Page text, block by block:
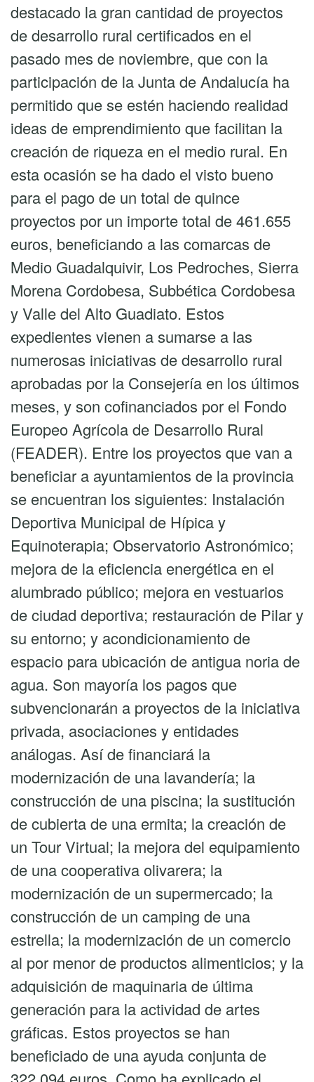
destacado la gran cantidad de proyectos
de desarrollo rural certificados en el
pasado mes de noviembre, que con la
participación de la Junta de Andalucía ha
permitido que se estén haciendo realidad
ideas de emprendimiento que facilitan la
creación de riqueza en el medio rural. En
esta ocasión se ha dado el visto bueno
para el pago de un total de quince
proyectos por un importe total de 461.655
euros, beneficiando a las comarcas de
Medio Guadalquivir, Los Pedroches, Sierra
Morena Cordobesa, Subbética Cordobesa
y Valle del Alto Guadiato. Estos
expedientes vienen a sumarse a las
numerosas iniciativas de desarrollo rural
aprobadas por la Consejería en los últimos
meses, y son cofinanciados por el Fondo
Europeo Agrícola de Desarrollo Rural
(FEADER). Entre los proyectos que van a
beneficiar a ayuntamientos de la provincia
se encuentran los siguientes: Instalación
Deportiva Municipal de Hípica y
Equinoterapia; Observatorio Astronómico;
mejora de la eficiencia energética en el
alumbrado público; mejora en vestuarios
de ciudad deportiva; restauración de Pilar y
su entorno; y acondicionamiento de
espacio para ubicación de antigua noria de
agua. Son mayoría los pagos que
subvencionarán a proyectos de la iniciativa
privada, asociaciones y entidades
análogas. Así de financiará la
modernización de una lavandería; la
construcción de una piscina; la sustitución
de cubierta de una ermita; la creación de
un Tour Virtual; la mejora del equipamiento
de una cooperativa olivarera; la
modernización de un supermercado; la
construcción de un camping de una
estrella; la modernización de un comercio
al por menor de productos alimenticios; y la
adquisición de maquinaria de última
generación para la actividad de artes
gráficas. Estos proyectos se han
beneficiado de una ayuda conjunta de